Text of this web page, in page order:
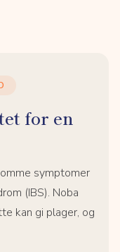
for en
symptomer
(IBS). Noba
kan gi plager, og